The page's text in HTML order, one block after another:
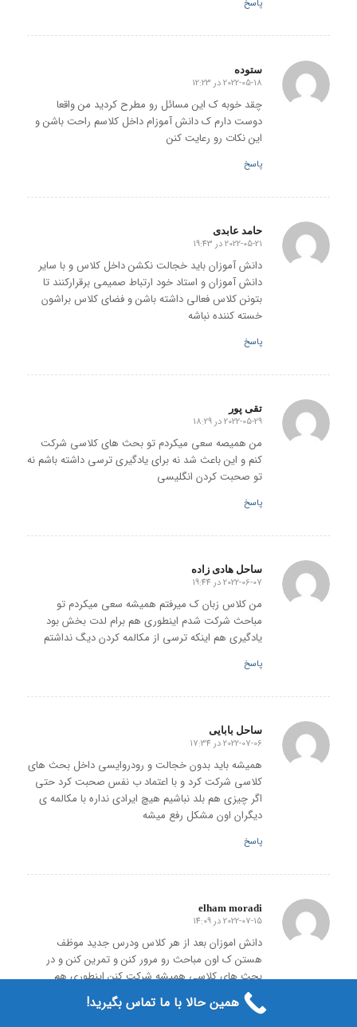
پاسخ
ستوده
گفته:
2022-05-18 در 12:23
چقد خوبه ک این مسائل رو مطرح کردید من واقعا
دوست دارم ک دانش آموزام داخل کلاسم راحت باشن و
این نکات رو رعایت کنن
پاسخ
حامد عابدی
گفته:
2022-05-21 در 19:43
دانش آموزان باید خجالت نکشن داخل کلاس و با سایر
دانش آموزان و استاد خود ارتباط صمیمی برقرارکنند تا
بتونن کلاس فعالی داشته باشن و فضای کلاس براشون
خسته کننده نباشه
پاسخ
تقی پور
گفته:
2022-05-29 در 18:29
من همیصه سعی میکردم تو بحث های کلاسی شرکت
کنم و این باعث شد نه برای یادگیری ترسی داشته باشم نه
تو صحبت کردن انگلیسی
پاسخ
ساحل هادی زاده
گفته:
2022-06-07 در 19:44
من کلاس زبان ک میرفتم همیشه سعی میکردم تو
مباحث شرکت شدم اینطوری هم برام لدت بخش بود
یادگیری هم اینکه ترسی از مکالمه کردن دیگ نداشتم
پاسخ
ساحل بابایی
گفته:
2022-07-06 در 17:34
همیشه باید بدون خجالت و رودروایسی داخل بحث های
کلاسی شرکت کرد و با اعتماد ب نفس صحبت کرد حتی
اگر چیزی هم بلد نباشیم هیچ ایرادی نداره با مکالمه ی
دیگران اون مشکل رفع میشه
پاسخ
elham moradi
گفته:
2022-07-15 در 14:09
دانش اموزان بعد از هر کلاس ودرس جدید موظف
هستن ک اون مباحث رو مرور کنن و تمرین کنن و در
بحث های کلاسی همیشه شرکت کنن‌ اینطوری هم
میتونن دانش اموز فعالی باشن هم میتونن ب تسریع
یادگیری خودشون کمک کنن
همین حالا با ما تماس بگیرید!